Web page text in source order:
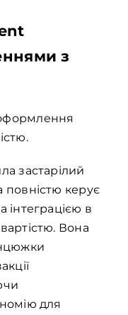
з
застарілий
повністю керує
інтеграцією в
Вона
для